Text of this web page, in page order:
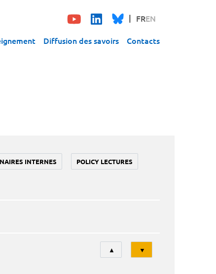
FREN
Diffusion des savoirs Contacts
INTERNES POLICY LECTURES
Tri
▲ ▼